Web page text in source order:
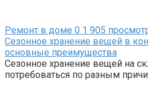
Ремонт в доме 0 1 905
Сезонное хранение вещей в
основные преимущества
Сезонное хранение вещей на
потребоваться по разным